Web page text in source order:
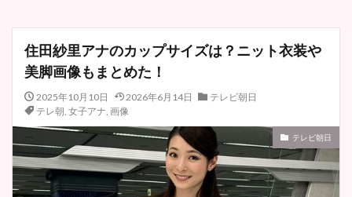
住田紗里アナのカップサイズは？ニット衣装や
美脚画像もまとめた！
2025年10月10日 2026年6月14日
テレビ朝日
テレ朝, 女子アナ, 画像
テレビ朝日